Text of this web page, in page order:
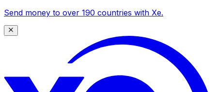
Send money to over 190 countries with Xe.